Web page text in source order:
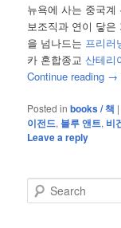
뉴욕에 사는 중국
보조직과 연이 닿
을 넘나드는 프리러
카 혼합종교산테리
Continue reading →
Posted in books / 책
이전드, 블루 앤트, 비
Leave a reply
e